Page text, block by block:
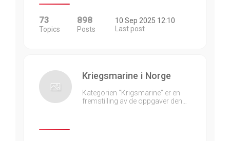
73
Topics
898
Posts
10 Sep 2025 12:10
Last post
Kriegsmarine i Norge
Kategorien "Krigsmarine" er en
fremstilling av de oppgaver den…